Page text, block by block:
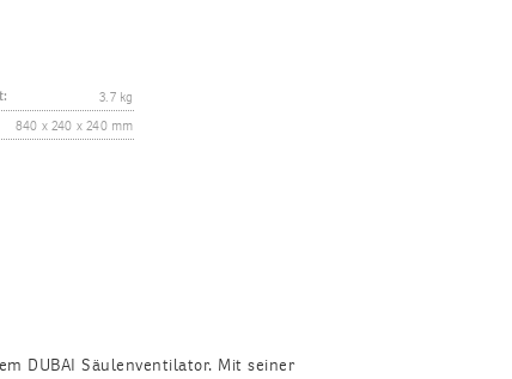
840 x 240 x 240 mm
3.7 kg
DUBAI Säulenventilator. Mit seiner